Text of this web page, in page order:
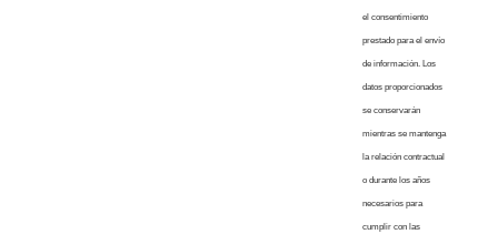
el consentimiento
prestado para el envío
de información. Los
datos proporcionados
se conservarán
mientras se mantenga
la relación contractual
o durante los años
necesarios para
cumplir con las